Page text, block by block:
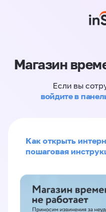
Магазин
Если вы
войдите в
Как открыть
пошаговая